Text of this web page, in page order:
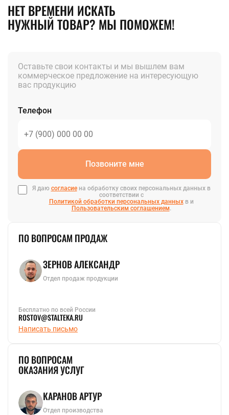
НЕТ ВРЕМЕНИ ИСКАТЬ
НУЖНЫЙ ТОВАР? МЫ ПОМОЖЕМ!
Оставьте свои контакты и мы вышлем вам
коммерческое предложение на интересующую
вас продукцию
Телефон
Позвоните мне
Я даю согласиена обработку своих персональных данных в
соответствии с
Политикой обработки персональных данныхв и
Пользовательским соглашением.
ПО ВОПРОСАМ ПРОДАЖ
ЗЕРНОВ АЛЕКСАНДР
Отдел продаж продукции
Бесплатно по всей России
ROSTOV@STALTEKA.RU
Написать письмо
ПО ВОПРОСАМ
ОКАЗАНИЯ УСЛУГ
КАРАНОВ АРТУР
Отдел производства